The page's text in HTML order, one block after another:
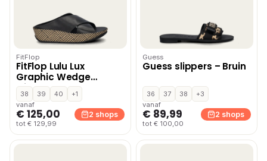
FitFlop
FitFlop Lulu Lux
Graphic Wedge
slippers – Zwart
38 39 40
+1
vanaf
€ 125,00
tot € 129,99
2 shops
Guess
Guess slippers – Bruin
36 37 38
+3
vanaf
€ 89,99
tot € 100,00
2 shops